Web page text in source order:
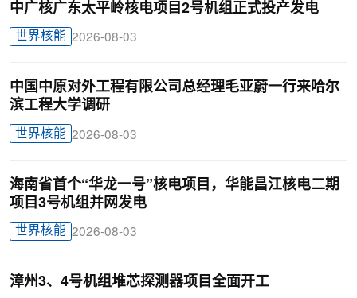
中广核广东太平岭核电项目2号机组正式投产发电
世界核能 2026-08-03
中国中原对外工程有限公司总经理毛亚蔚一行来哈尔
滨工程大学调研
世界核能 2026-08-03
海南省首个“华龙一号”核电项目，华能昌江核电二期
项目3号机组并网发电
世界核能 2026-08-03
漳州3、4号机组堆芯探测器项目全面开工